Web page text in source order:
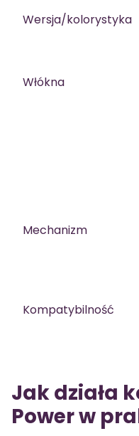
Wersja/kolorystyka
Włókna
Mechanizm
Kompatybilność
Jak działa
Power w